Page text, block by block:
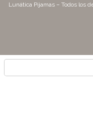
Lunática Pijamas – Todos los